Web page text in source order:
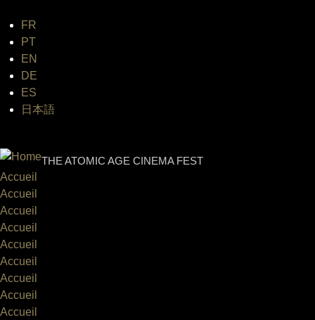
FR
PT
EN
DE
ES
日本語
THE ATOMIC AGE CINEMA FEST
Accueil
Accueil
Accueil
Accueil
Accueil
Accueil
Accueil
Accueil
Accueil